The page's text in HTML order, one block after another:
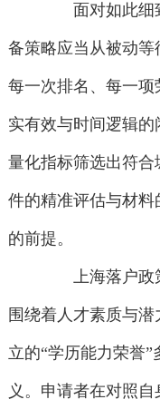
面对如此细
备策略应当从被动等
每一次排名、每一
实有效与时间逻辑
量化指标筛选出符
件的精准评估与材
的前提。
上海落户政
围绕着人才素质与
立的“学历能力荣誉
义。申请者在对照